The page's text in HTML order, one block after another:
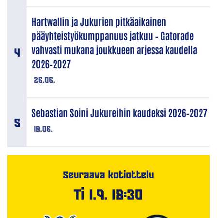
26.06.
Hartwallin ja Jukurien pitkäaikainen
pääyhteistyökumppanuus jatkuu – Gatorade
vahvasti mukana joukkueen arjessa kaudella
2026–2027
18.06.
Sebastian Soini Jukureihin kaudeksi 2026–2027
Seuraava kotiottelu
Ti 1.9. 18:30